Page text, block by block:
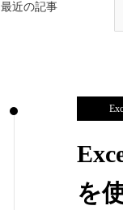
最近の記事
を